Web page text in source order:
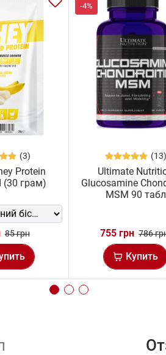
(3)
Protein
(30 грам)
85 грн
-4%
(13)
Ultimate
Glucosamine
MSM 90 табл
755 грн 786
Купить